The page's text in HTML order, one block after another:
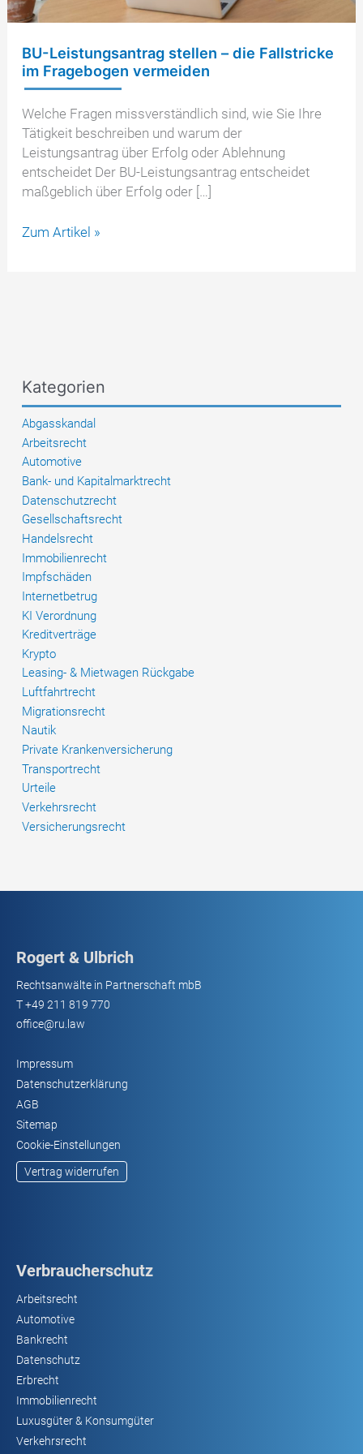
BU-Leistungsantrag stellen – die Fallstricke
im Fragebogen vermeiden
Welche Fragen missverständlich sind, wie Sie Ihre
Tätigkeit beschreiben und warum der
Leistungsantrag über Erfolg oder Ablehnung
entscheidet Der BU-Leistungsantrag entscheidet
maßgeblich über Erfolg oder […]
BU-
vermeiden
Zum Artikel »
Kategorien
Abgasskandal
Arbeitsrecht
Automotive
Bank- und Kapitalmarktrecht
Datenschutzrecht
Gesellschaftsrecht
Handelsrecht
Immobilienrecht
Impfschäden
Internetbetrug
KI Verordnung
Kreditverträge
Krypto
Leasing- & Mietwagen Rückgabe
Luftfahrtrecht
Migrationsrecht
Nautik
Private Krankenversicherung
Transportrecht
Urteile
Verkehrsrecht
Versicherungsrecht
Rogert & Ulbrich
Rechtsanwälte in Partnerschaft mbB
T+49 211 819 770
office@ru.law
Impressum
Datenschutzerklärung
AGB
Sitemap
Cookie-Einstellungen
Vertrag widerrufen
Verbraucherschutz
Arbeitsrecht
Automotive
Bankrecht
Datenschutz
Erbrecht
Immobilienrecht
Luxusgüter & Konsumgüter
Verkehrsrecht